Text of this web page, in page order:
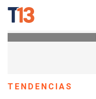
TENDENCIAS